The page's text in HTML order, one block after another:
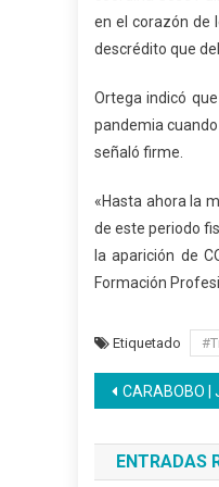
en el corazón de
descrédito que
Ortega indicó
pandemia
señaló firme.
«Hasta ahora la
de este periodo
la aparición de
Formación
Etiquetado
de
CARABOBO | Jornada de recuperación de áreas
ENTRADAS